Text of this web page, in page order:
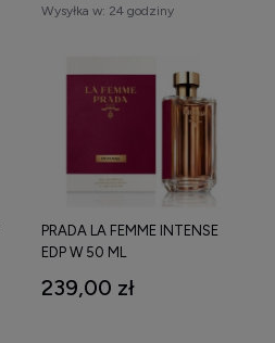
Wysyłka w: 24 godziny
PRADA LA FEMME INTENSE
EDP W 50 ML
239,00 zł